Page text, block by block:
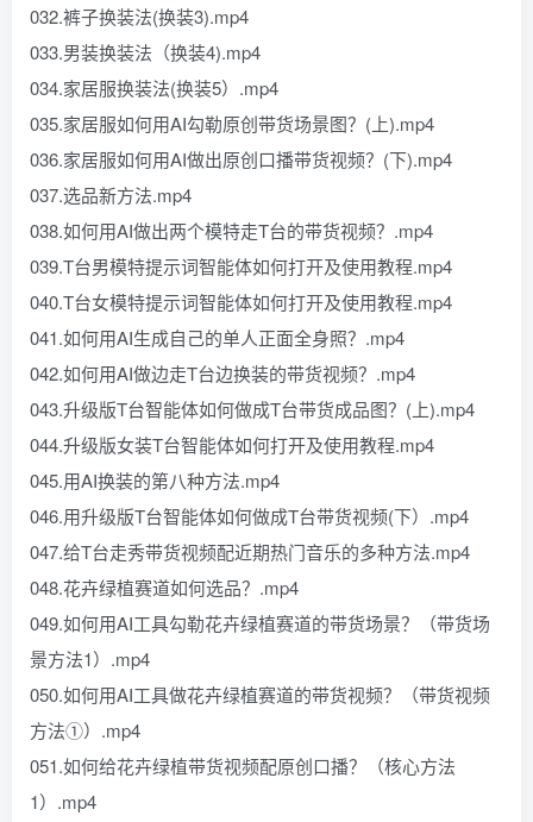
032.裤子换装法(换装3).mp4
033.男装换装法（换装4).mp4
034.家居服换装法(换装5）.mp4
035.家居服如何用AI勾勒原创带货场景图？(上).mp4
036.家居服如何用AI做出原创口播带货视频？(下).mp4
037.选品新方法.mp4
038.如何用AI做出两个模特走T台的带货视频？.mp4
039.T台男模特提示词智能体如何打开及使用教程.mp4
040.T台女模特提示词智能体如何打开及使用教程.mp4
041.如何用AI生成自己的单人正面全身照？.mp4
042.如何用AI做边走T台边换装的带货视频？.mp4
043.升级版T台智能体如何做成T台带货成品图？(上).mp4
044.升级版女装T台智能体如何打开及使用教程.mp4
045.用AI换装的第八种方法.mp4
046.用升级版T台智能体如何做成T台带货视频(下）.mp4
047.给T台走秀带货视频配近期热门音乐的多种方法.mp4
048.花卉绿植赛道如何选品？.mp4
049.如何用AI工具勾勒花卉绿植赛道的带货场景？（带货场
景方法1）.mp4
050.如何用AI工具做花卉绿植赛道的带货视频？（带货视频
方法①）.mp4
051.如何给花卉绿植带货视频配原创口播？（核心方法
1）.mp4